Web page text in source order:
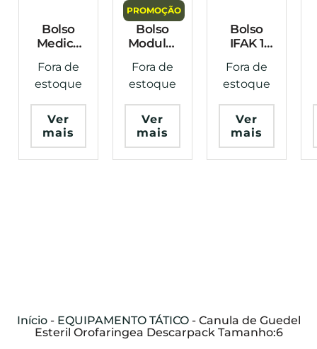
Bolso
Medico
Modular
7045
Evo
Tactical
Fora de
estoque
Ver
mais
PROMOÇÃO
Bolso
Modular
Coyote
Warfare
Fora de
estoque
Ver
mais
Bolso
IFAK 1
Warfare
Fora de
estoque
Ver
mais
Início- EQUIPAMENTO TÁTICO- Canula de Guedel
Esteril Orofaringea Descarpack Tamanho:6